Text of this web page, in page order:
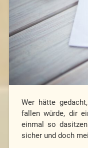
Wer hätte
fallen würde, dir
einmal so
sicher und doch